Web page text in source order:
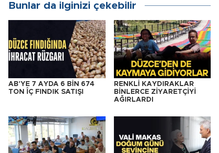
Bunlar da ilginizi çekebilir
AB'YE 7 AYDA 6 BİN 674
TON ÎÇ FINDIK SATIŞI
RENKLİ KAYDIRAKLAR
BİNLERCE ZİYARETÇİYİ
AĞIRLARDI